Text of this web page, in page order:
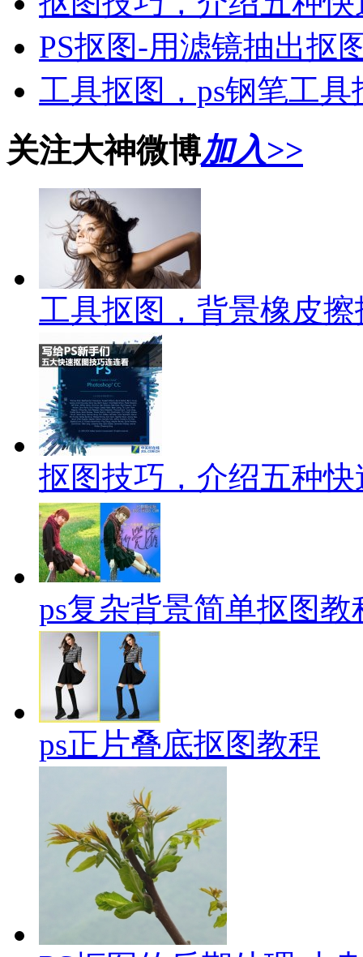
PS抠图-用滤镜抽出抠
工具抠图，ps钢笔工
关注大神微博加入>>
工具抠图，背景橡皮
抠图技巧，介绍五种
ps复杂背景简单抠图教
ps正片叠底抠图教程